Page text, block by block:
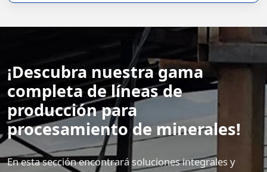
¡Descubra nuestra gama
completa de líneas de
producción para
procesamiento de minerales!
En esta sección encontrará soluciones integrales y